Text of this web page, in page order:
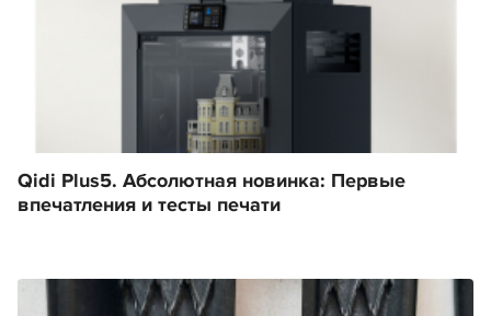
Qidi Plus5. Абсолютная новинка: Первые
впечатления и тесты печати